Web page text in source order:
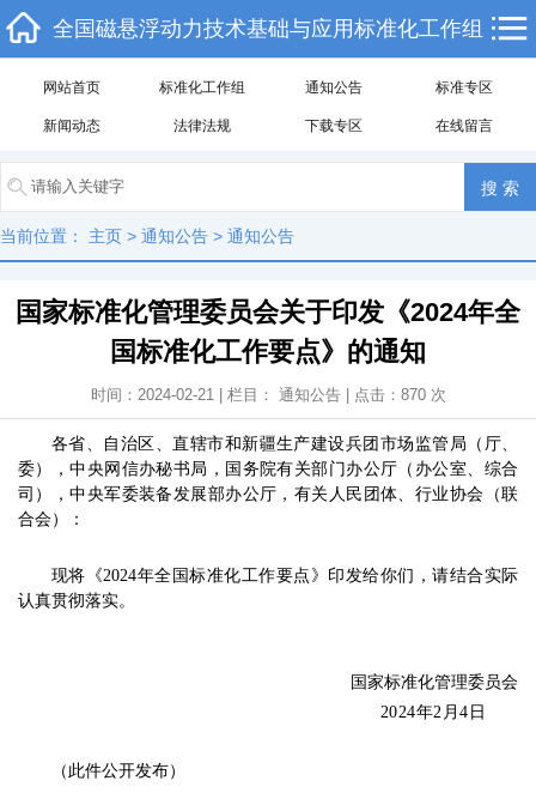
全国磁悬浮动力技术基础与应用标准化工作组
网站首页 标准化工作组 通知公告 标准专区
新闻动态 法律法规 下载专区 在线留言
当前位置： 主页 > 通知公告 > 通知公告
国家标准化管理委员会关于印发《2024年全
国标准化工作要点》的通知
时间：2024-02-21 | 栏目： 通知公告| 点击： 870 次
各省、自治区、直辖市和新疆生产建设兵团市场监管局（厅、
委），中央网信办秘书局，国务院有关部门办公厅（办公室、综合
司），中央军委装备发展部办公厅，有关人民团体、行业协会（联
合会）：
现将《2024年全国标准化工作要点》印发给你们，请结合实际
认真贯彻落实。
国家标准化管理委员会
2024年2月4日
（此件公开发布）